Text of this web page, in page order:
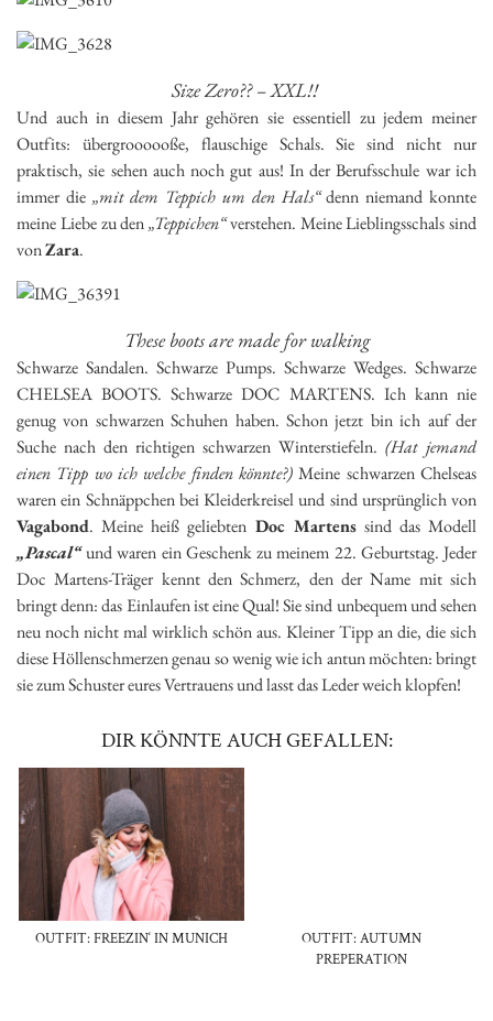
Size Zero?? – XXL!!
Und auch in diesem Jahr gehören sie essentiell zu jedem meiner
Outfits: übergroooooße, flauschige Schals. Sie sind nicht nur
praktisch, sie sehen auch noch gut aus! In der Berufsschule war ich
immer die „mit dem Teppich um den Hals“denn niemand konnte
meine Liebe zu den„Teppichen“verstehen. Meine Lieblingsschals sind
vonZara.
These boots are made for walking
Schwarze Sandalen. Schwarze Pumps. Schwarze Wedges. Schwarze
CHELSEA BOOTS. Schwarze DOC MARTENS. Ich kann nie
genug von schwarzen Schuhen haben. Schon jetzt bin ich auf der
Suche nach den richtigen schwarzen Winterstiefeln. (Hat jemand
einen Tipp wo ich welche finden könnte?) Meine schwarzen Chelseas
waren ein Schnäppchen bei Kleiderkreisel und sind ursprünglich von
Vagabond. Meine heiß geliebten Doc Martenssind das Modell
„Pascal“und waren ein Geschenk zu meinem 22. Geburtstag. Jeder
Doc Martens-Träger kennt den Schmerz, den der Name mit sich
bringt denn: das Einlaufen ist eine Qual! Sie sind unbequem und sehen
neu noch nicht mal wirklich schön aus. Kleiner Tipp an die, die sich
diese Höllenschmerzen genau so wenig wie ich antun möchten: bringt
sie zum Schuster eures Vertrauens und lasst das Leder weich klopfen!
DIR KÖNNTE AUCH GEFALLEN:
OUTFIT: FREEZIN‘ IN MUNICH
OUTFIT: AUTUMN
PREPERATION